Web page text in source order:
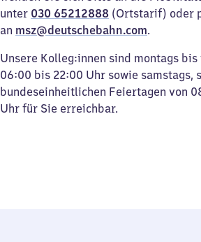
unter 030 65212888 (Ortstarif) oder
an msz@deutschebahn.com.
Unsere Kolleg:innen sind montags
06:00 bis 22:00 Uhr sowie samstags,
bundeseinheitlichen Feiertagen von
Uhr für Sie erreichbar.